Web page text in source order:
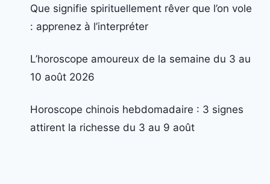
Que signifie spirituellement rêver que l’on vole
: apprenez à l’interpréter
L’horoscope amoureux de la semaine du 3 au
10 août 2026
Horoscope chinois hebdomadaire : 3 signes
attirent la richesse du 3 au 9 août